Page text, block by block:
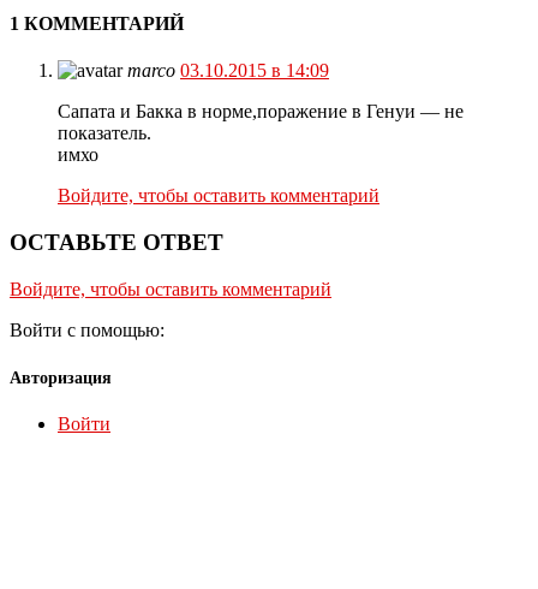
1 КОММЕНТАРИЙ
marco 03.10.2015 в 14:09
Сапата и Бакка в норме,поражение в Генуи — не
показатель.
имхо
Войдите, чтобы оставить комментарий
ОСТАВЬТЕ ОТВЕТ
Войдите, чтобы оставить комментарий
Войти с помощью:
Авторизация
Войти